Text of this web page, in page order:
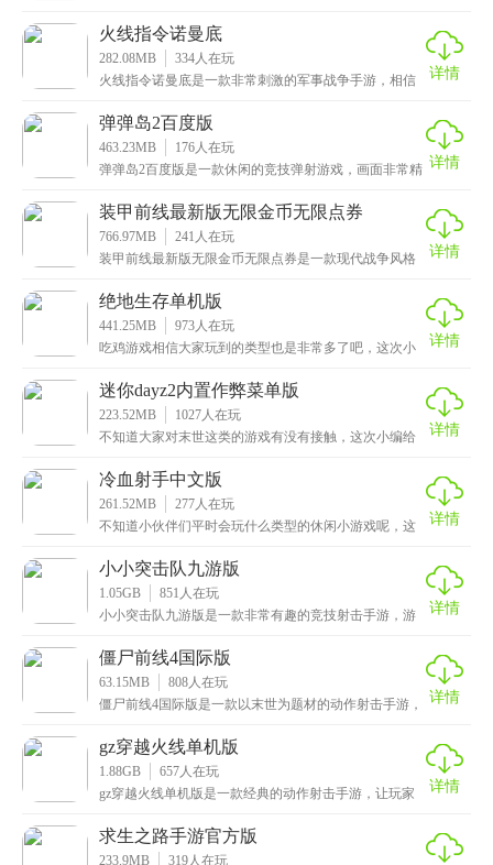
场，
火线指令诺曼底
282.08MB 334 人在玩
火线指令诺曼底是一款非常刺激的军事战争手游，相信
竟二
详情
弹弹岛2百度版
463.23MB 176 人在玩
弹弹岛2百度版是一款休闲的竞技弹射游戏，画面非常精
富，
详情
装甲前线最新版无限金币无限点券
766.97MB 241 人在玩
装甲前线最新版无限金币无限点券是一款现代战争风格
力
详情
绝地生存单机版
441.25MB 973 人在玩
吃鸡游戏相信大家玩到的类型也是非常多了吧，这次小
击手
详情
迷你dayz2内置作弊菜单版
223.52MB 1027 人在玩
不知道大家对末世这类的游戏有没有接触，这次小编给
详情
冷血射手中文版
261.52MB 277 人在玩
不知道小伙伴们平时会玩什么类型的休闲小游戏呢，这
的动
详情
小小突击队九游版
1.05GB 851 人在玩
小小突击队九游版是一款非常有趣的竞技射击手游，游
效。游
详情
僵尸前线4国际版
63.15MB 808 人在玩
僵尸前线4国际版是一款以末世为题材的动作射击手游，
详情
gz穿越火线单机版
1.88GB 657 人在玩
gz穿越火线单机版是一款经典的动作射击手游，让玩家
式
详情
求生之路手游官方版
233.9MB 319 人在玩